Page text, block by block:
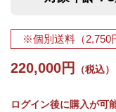
※個別送料（2,750
220,000円 （税込）
ログイン後に購入が可